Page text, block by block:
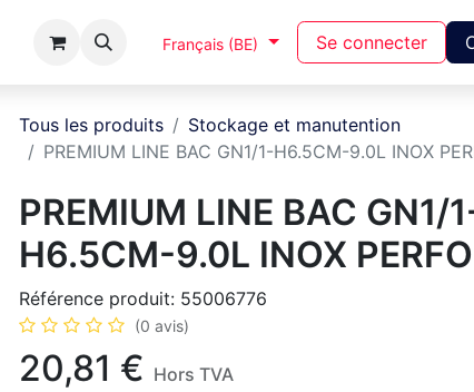
A Propos Français (BE) Se connecter
Tous les produits
Stockage et manutention
PREMIUM LINE BAC GN1/1-H6.5CM-9.0L INOX
PREMIUM LINE BAC GN1/
H6.5CM-9.0L INOX
Référence produit: 55006776
(0 avis)
20,81 € Hors TVA